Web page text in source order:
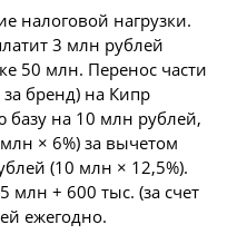
налоговой нагрузки.
3 млн рублей
50 млн. Перенос части
бренд) на Кипр
базу на 10 млн рублей,
× 6%) за вычетом
(10 млн × 12,5%).
млн + 600 тыс. (за счет
ежегодно.